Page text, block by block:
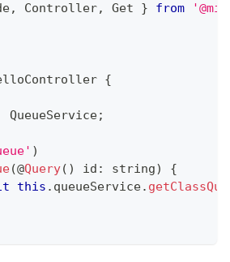
, Controller, Get } from
{
QueueService;
)
(@Query( ) id : string)
{
this . queueService.